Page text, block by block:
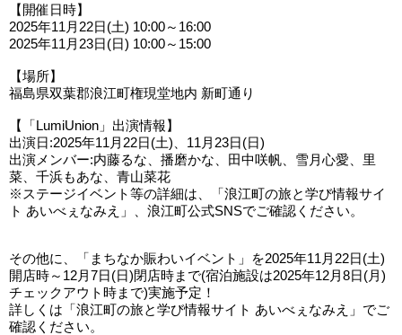
【開催日時】
2025年11月22日(土) 10:00～16:00
2025年11月23日(日) 10:00～15:00
【場所】
福島県双葉郡浪江町権現堂地内 新町通り
【「LumiUnion」出演情報】
出演日:2025年11月22日(土)、11月23日(日)
出演メンバー:内藤るな、播磨かな、田中咲帆、雪月心愛、里
菜、千浜もあな、青山菜花
※ステージイベント等の詳細は、「浪江町の旅と学び情報サイ
ト あいべぇなみえ」、浪江町公式SNSでご確認ください。
その他に、「まちなか賑わいイベント」を2025年11月22日(土)
開店時～12月7日(日)閉店時まで(宿泊施設は2025年12月8日(月)
チェックアウト時まで)実施予定！
詳しくは「浪江町の旅と学び情報サイト あいべぇなみえ」でご
確認ください。